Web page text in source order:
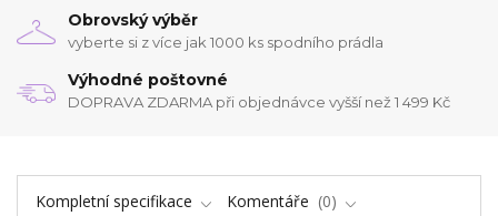
Obrovský výběr
vyberte si z více jak 1000 ks spodního prádla
Výhodné poštovné
DOPRAVA ZDARMA při objednávce vyšší než 1 499 Kč
Kompletní specifikace Komentáře 0